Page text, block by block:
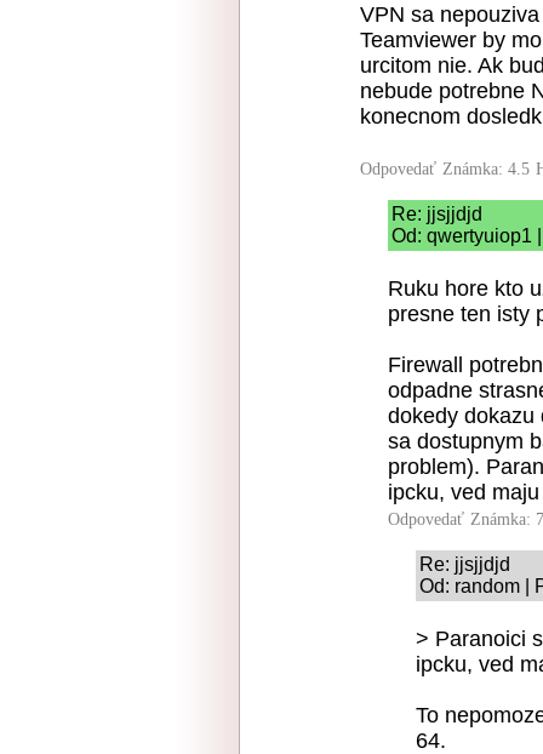
VPN sa
Teamviewer by
urcitom nie. Ak
nebude potrebne
konecnom
Odpovedať Známka: 4.5
Re: jjsjjdjd
Od: qwertyuiop1
Ruku hore kto
presne ten isty
Firewall
odpadne
dokedy dokazu
sa dostupnym
problem).
ipcku, ved
Odpovedať Známka:
Re: jjsjjdjd
Od: random |
> Paranoici
ipcku, ved
To
64.